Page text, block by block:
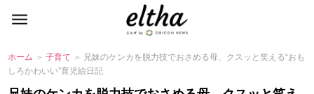
ホーム ＞子育て ＞ 兄妹のケンカを脱力技でおさめる母、クスッと笑える“おも
しろかわいい”育児絵日記